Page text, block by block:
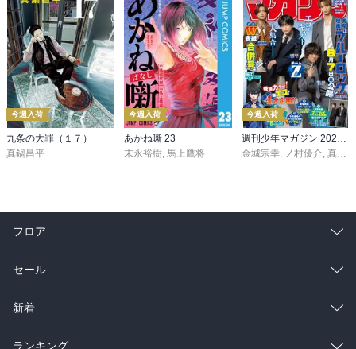
今週入荷
九条の大罪（１７）
真鍋昌平
今週入荷
あかね噺 23
末永裕樹 馬上鷹将
今週入荷
金城宗幸
ノ村優介 真島ヒロ
フロア
総合
ラノベ
雑誌・グラビア
セール
総合
ラノベ
新着
総合
ランキング